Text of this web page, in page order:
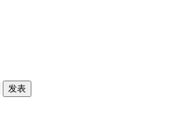
发表